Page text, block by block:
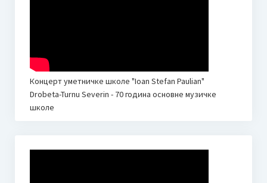
Концерт уметничке школе "Ioan Stefan Paulian"
Drobeta-Turnu Severin - 70 година основне музичке
школе